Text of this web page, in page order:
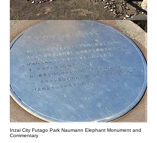
​Inzai City Futago Park Naumann Elephant Monument and
Commentary